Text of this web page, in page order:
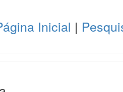
Inicial |